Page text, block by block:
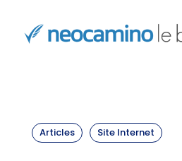
Articles Site Internet